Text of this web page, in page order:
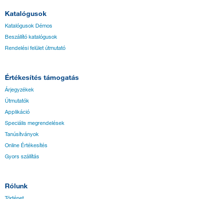
Katalógusok
Katalógusok Démos
Beszállító katalógusok
Rendelési felület útmutató
Értékesítés támogatás
Árjegyzékek
Útmutatók
Applikáció
Speciális megrendelések
Tanúsítványok
Online Értékesítés
Gyors szállítás
Rólunk